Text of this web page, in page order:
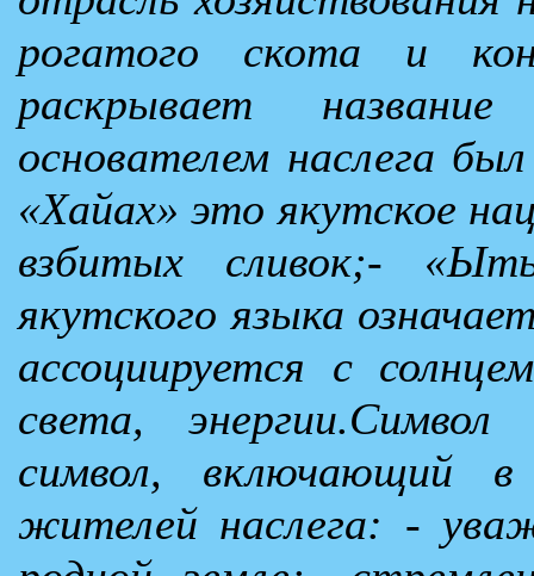
рогатого скота и
раскрывает
основателем наслега
«Хайах» это якутское
взбитых сливок;-
якутского языка
ассоциируется с
света,
символ, включающий
жителей наслега: -